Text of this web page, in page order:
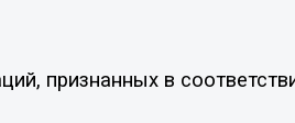
признанных в